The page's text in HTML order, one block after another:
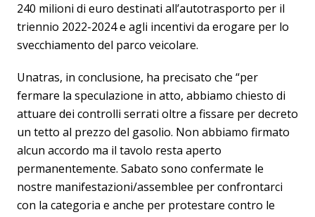
240 milioni di euro destinati all’autotrasporto per il
triennio 2022-2024 e agli incentivi da erogare per lo
svecchiamento del parco veicolare.
Unatras, in conclusione, ha precisato che “per
fermare la speculazione in atto, abbiamo chiesto di
attuare dei controlli serrati oltre a fissare per decreto
un tetto al prezzo del gasolio. Non abbiamo firmato
alcun accordo ma il tavolo resta aperto
permanentemente. Sabato sono confermate le
nostre manifestazioni/assemblee per confrontarci
con la categoria e anche per protestare contro le